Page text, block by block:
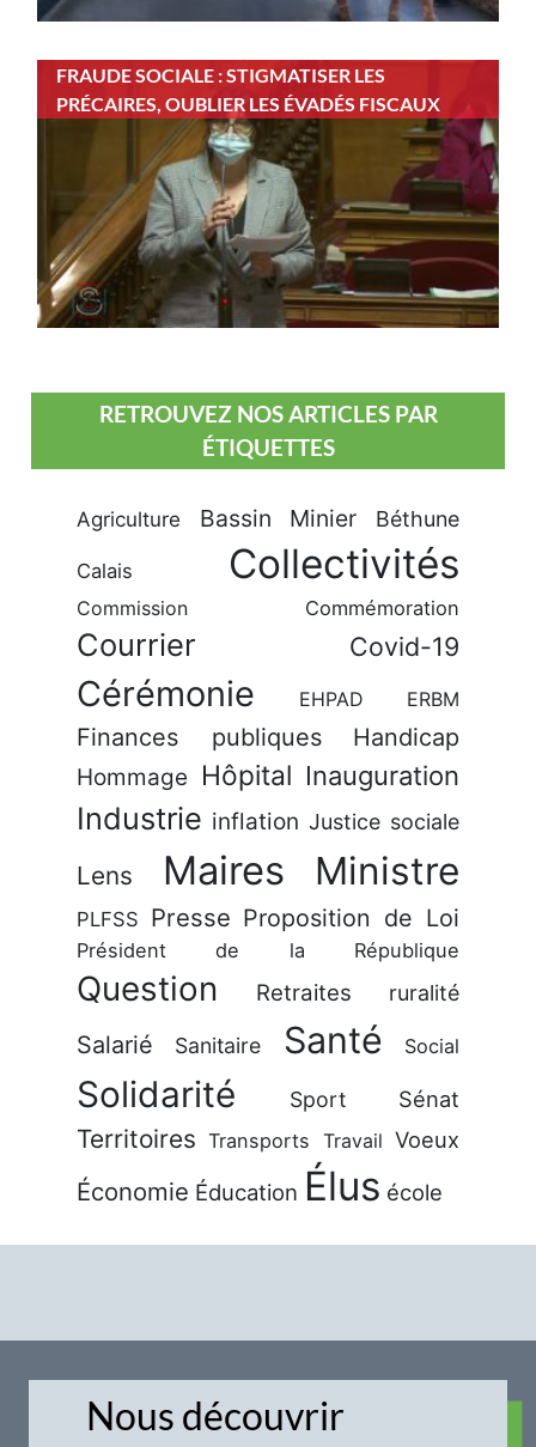
FRAUDE SOCIALE : STIGMATISER LES
PRÉCAIRES, OUBLIER LES ÉVADÉS FISCAUX
RETROUVEZ NOS ARTICLES PAR
ÉTIQUETTES
Agriculture Bassin Minier Béthune
Calais Collectivités
Commission Commémoration
Courrier Covid-19
Cérémonie EHPAD ERBM
Finances publiques Handicap
Hommage Hôpital Inauguration
Industrie inflation Justice sociale
Lens Maires Ministre
PLFSS Presse Proposition de Loi
Président de la République
Question Retraites ruralité
Salarié Sanitaire Santé Social
Solidarité Sport Sénat
Territoires Transports Travail Voeux
Économie Éducation Élus école
Nous découvrir